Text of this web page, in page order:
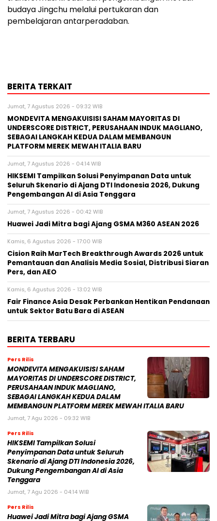
budaya Jingchu melalui pertukaran dan
pembelajaran antarperadaban.
BERITA TERKAIT
Jumat, 7 Agustus 2026 - 09:32 WIB
MONDEVITA MENGAKUISISI SAHAM MAYORITAS DI
UNDERSCORE DISTRICT, PERUSAHAAN INDUK MAGLIANO,
SEBAGAI LANGKAH KEDUA DALAM MEMBANGUN
PLATFORM MEREK MEWAH ITALIA BARU
Jumat, 7 Agustus 2026 - 04:14 WIB
HIKSEMI Tampilkan Solusi Penyimpanan Data untuk
Seluruh Skenario di Ajang DTI Indonesia 2026, Dukung
Pengembangan AI di Asia Tenggara
Jumat, 7 Agustus 2026 - 00:42 WIB
Huawei Jadi Mitra bagi Ajang GSMA M360 ASEAN 2026
Kamis, 6 Agustus 2026 - 17:00 WIB
Cision Raih MarTech Breakthrough Awards 2026 untuk
Pemantauan dan Analisis Media Sosial, Distribusi Siaran
Pers, dan AEO
Kamis, 6 Agustus 2026 - 13:02 WIB
Fair Finance Asia Desak Perbankan Hentikan Pendanaan
untuk Sektor Batu Bara di ASEAN
BERITA TERBARU
Pers Rilis
MONDEVITA MENGAKUISISI SAHAM
MAYORITAS DI UNDERSCORE DISTRICT,
PERUSAHAAN INDUK MAGLIANO,
SEBAGAI LANGKAH KEDUA DALAM
MEMBANGUN PLATFORM MEREK MEWAH ITALIA BARU
Jumat, 7 Agu 2026 - 09:32 WIB
Pers Rilis
HIKSEMI Tampilkan Solusi
Penyimpanan Data untuk Seluruh
Skenario di Ajang DTI Indonesia 2026,
Dukung Pengembangan AI di Asia
Tenggara
Jumat, 7 Agu 2026 - 04:14 WIB
Pers Rilis
Huawei Jadi Mitra bagi Ajang GSMA